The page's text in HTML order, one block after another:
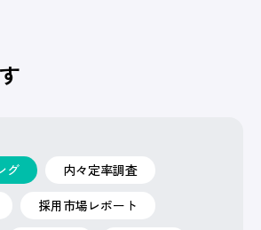
グ
内々定率調査
採用市場レポート